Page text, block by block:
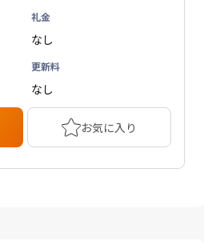
礼金
なし
更新料
なし
お気に入り